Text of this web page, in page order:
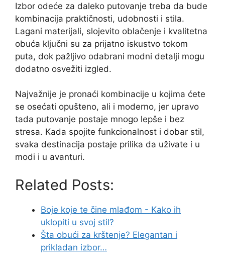
Izbor odeće za daleko putovanje treba da bude
kombinacija praktičnosti, udobnosti i stila.
Lagani materijali, slojevito oblačenje i kvalitetna
obuća ključni su za prijatno iskustvo tokom
puta, dok pažljivo odabrani modni detalji mogu
dodatno osvežiti izgled.
Najvažnije je pronaći kombinacije u kojima ćete
se osećati opušteno, ali i moderno, jer upravo
tada putovanje postaje mnogo lepše i bez
stresa. Kada spojite funkcionalnost i dobar stil,
svaka destinacija postaje prilika da uživate i u
modi i u avanturi.
Related Posts:
Boje koje te čine mlađom - Kako ih
uklopiti u svoj stil?
Šta obući za krštenje? Elegantan i
prikladan izbor…